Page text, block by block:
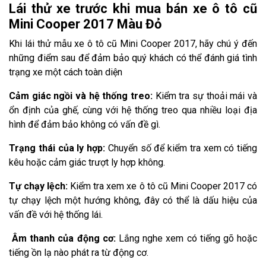
Lái thử xe trước khi mua bán xe ô tô cũ
Mini Cooper 2017 Màu Đỏ
Khi lái thử mẫu xe ô tô cũ Mini Cooper 2017, hãy chú ý đến
những điểm sau để đảm bảo quý khách có thể đánh giá tình
trạng xe một cách toàn diện
Cảm giác ngồi và hệ thống treo: Kiểm tra sự thoải mái và
ổn định của ghế, cùng với hệ thống treo qua nhiều loại địa
hình để đảm bảo không có vấn đề gì.
Trạng thái của ly hợp: Chuyển số để kiểm tra xem có tiếng
kêu hoặc cảm giác trượt ly hợp không.
Tự chạy lệch: Kiểm tra xem xe ô tô cũ Mini Cooper 2017 có
tự chạy lệch một hướng không, đây có thể là dấu hiệu của
vấn đề với hệ thống lái.
Âm thanh của động cơ: Lắng nghe xem có tiếng gõ hoặc
tiếng ồn lạ nào phát ra từ động cơ.